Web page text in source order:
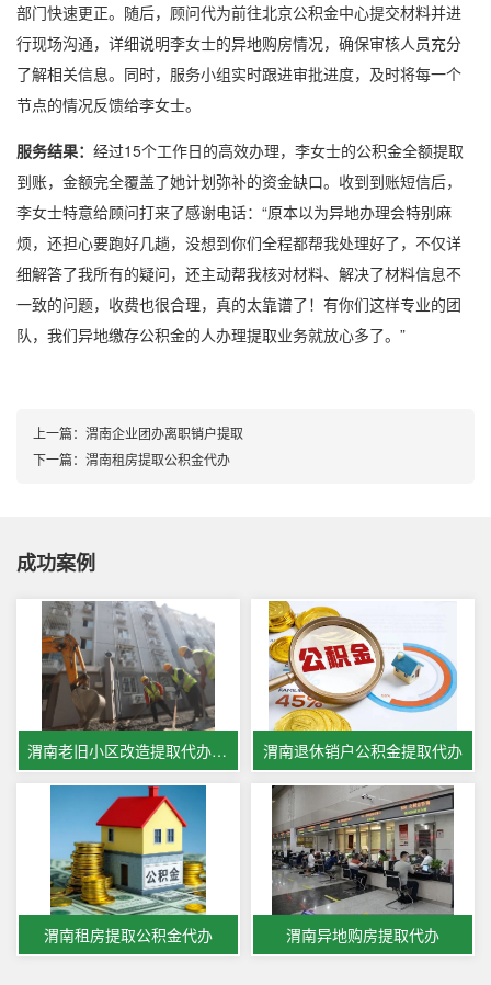
部门快速更正。随后，顾问代为前往北京公积金中心提交材料并进
行现场沟通，详细说明李女士的异地购房情况，确保审核人员充分
了解相关信息。同时，服务小组实时跟进审批进度，及时将每一个
节点的情况反馈给李女士。
服务结果： 经过15个工作日的高效办理，李女士的公积金全额提取
到账，金额完全覆盖了她计划弥补的资金缺口。收到到账短信后，
李女士特意给顾问打来了感谢电话：“原本以为异地办理会特别麻
烦，还担心要跑好几趟，没想到你们全程都帮我处理好了，不仅详
细解答了我所有的疑问，还主动帮我核对材料、解决了材料信息不
一致的问题，收费也很合理，真的太靠谱了！有你们这样专业的团
队，我们异地缴存公积金的人办理提取业务就放心多了。”
上一篇： 渭南企业团办离职销户提取
下一篇： 渭南租房提取公积金代办
成功案例
渭南老旧小区改造提取代办公积金 渭南退休销户公积金提取代办
渭南租房提取公积金代办 渭南异地购房提取代办